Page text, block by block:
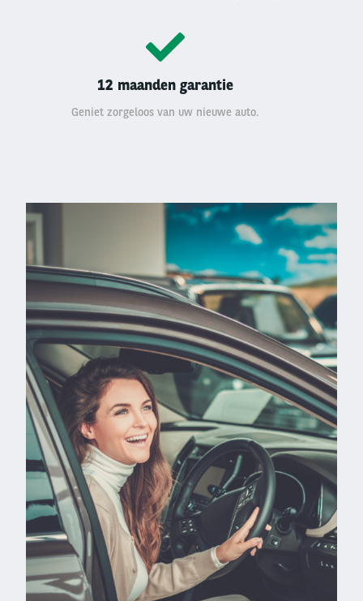
12 maanden garantie
Geniet zorgeloos van uw nieuwe auto.
Left